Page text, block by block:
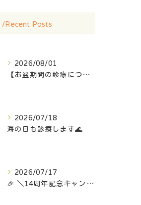
Recent Posts
2026/08/01
【お盆期間の診療について🎑】
2026/07/18
海の日も診療します🌊
2026/07/17
⁡🎉 ＼14周年記念キャンペーン開催中！／ 🎉